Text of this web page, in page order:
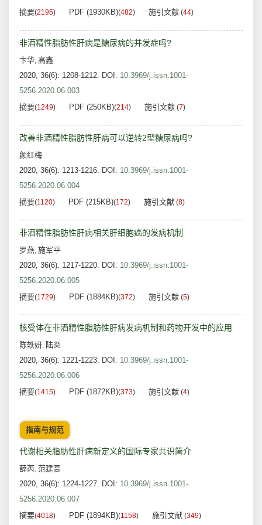
摘要(2195) PDF (1930KB)(482) 施引文献 (44)
非酒精性脂肪性肝病是糖尿病的并发症吗?
卞华, 高鑫
2020, 36(6): 1208-1212. DOI: 10.3969/j.issn.1001-
5256.2020.06.003
摘要(1249) PDF (250KB)(214) 施引文献 (7)
改善非酒精性脂肪性肝病可以逆转2型糖尿病吗?
颜红梅
2020, 36(6): 1213-1216. DOI: 10.3969/j.issn.1001-
5256.2020.06.004
摘要(1120) PDF (215KB)(172) 施引文献 (8)
非酒精性脂肪性肝病相关肝细胞癌的发病机制
罗燕, 施军平
2020, 36(6): 1217-1220. DOI: 10.3969/j.issn.1001-
5256.2020.06.005
摘要(1729) PDF (1884KB)(372) 施引文献 (5)
核受体在非酒精性脂肪性肝病发病机制和药物开发中的应用
陈轶妍, 陆炎
2020, 36(6): 1221-1223. DOI: 10.3969/j.issn.1001-
5256.2020.06.006
摘要(1415) PDF (1872KB)(373) 施引文献 (4)
指南与规范
代谢相关脂肪性肝病新定义的国际专家共识简介
薛芮, 范建高
2020, 36(6): 1224-1227. DOI: 10.3969/j.issn.1001-
5256.2020.06.007
摘要(4018) PDF (1894KB)(1158) 施引文献 (349)